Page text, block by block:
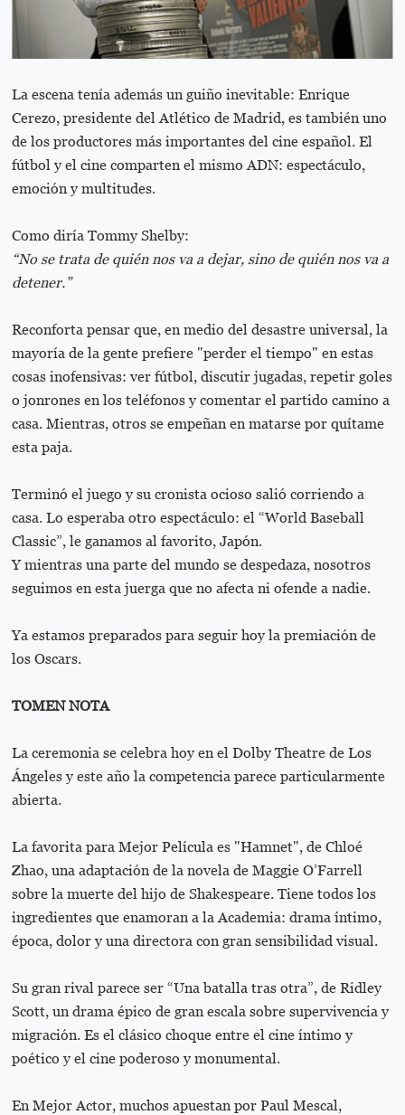
La escena tenía además un guiño inevitable: Enrique
Cerezo, presidente del Atlético de Madrid, es también uno
de los productores más importantes del cine español. El
fútbol y el cine comparten el mismo ADN: espectáculo,
emoción y multitudes.
Como diría Tommy Shelby:
“No se trata de quién nos va a dejar, sino de quién nos va a
detener.”
Reconforta pensar que, en medio del desastre universal, la
mayoría de la gente prefiere "perder el tiempo" en estas
cosas inofensivas: ver fútbol, discutir jugadas, repetir goles
o jonrones en los teléfonos y comentar el partido camino a
casa. Mientras, otros se empeñan en matarse por quítame
esta paja.
Terminó el juego y su cronista ocioso salió corriendo a
casa. Lo esperaba otro espectáculo: el “World Baseball
Classic”, le ganamos al favorito, Japón.
Y mientras una parte del mundo se despedaza, nosotros
seguimos en esta juerga que no afecta ni ofende a nadie.
Ya estamos preparados para seguir hoy la premiación de
los Oscars.
TOMEN NOTA
La ceremonia se celebra hoy en el Dolby Theatre de Los
Ángeles y este año la competencia parece particularmente
abierta.
La favorita para Mejor Película es "Hamnet", de Chloé
Zhao, una adaptación de la novela de Maggie O’Farrell
sobre la muerte del hijo de Shakespeare. Tiene todos los
ingredientes que enamoran a la Academia: drama íntimo,
época, dolor y una directora con gran sensibilidad visual.
Su gran rival parece ser “Una batalla tras otra”, de Ridley
Scott, un drama épico de gran escala sobre supervivencia y
migración. Es el clásico choque entre el cine íntimo y
poético y el cine poderoso y monumental.
En Mejor Actor, muchos apuestan por Paul Mescal,